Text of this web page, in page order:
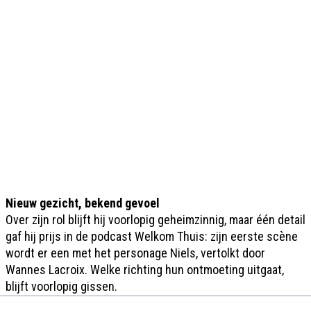
Nieuw gezicht, bekend gevoel
Over zijn rol blijft hij voorlopig geheimzinnig, maar één detail
gaf hij prijs in de podcast Welkom Thuis: zijn eerste scène
wordt er een met het personage Niels, vertolkt door
Wannes Lacroix. Welke richting hun ontmoeting uitgaat,
blijft voorlopig gissen.